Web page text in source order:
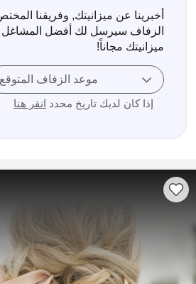
أخبرينا عن ميزانيتك, وفريقنا
الزفاف سيرسل لك أفضل المشاغل
ميزانيتك مجاناً‎!
موعد الزفاف المتوقع
إذا كان لديك تاريخ محدد انقر هنا